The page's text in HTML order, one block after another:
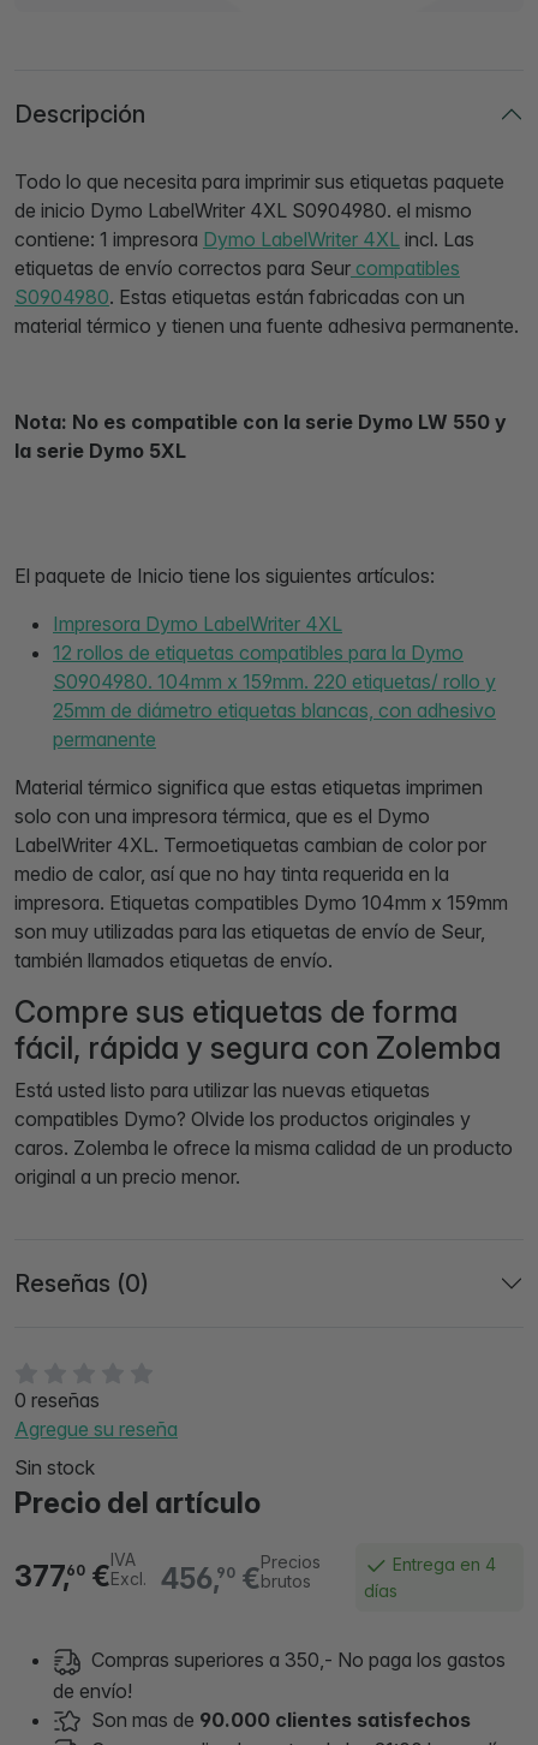
0 reseñas
Agregue su reseña
Sin stock
Precio del artículo
456,90 €Precios
brutos
377,60 €IVA
Excl.
Entrega en 4
días
Compras superiores a 350,- No paga los gastos
de envío!
Son mas de 90.000 clientes satisfechos
Descripción
Todo lo que necesita para imprimir sus etiquetas paquete
de inicio Dymo LabelWriter 4XL S0904980. el mismo
contiene: 1 impresora Dymo LabelWriter 4XL incl. Las
etiquetas de envío correctos para Seur compatibles
S0904980. Estas etiquetas están fabricadas con un
material térmico y tienen una fuente adhesiva permanente.
Nota: No es compatible con la serie Dymo LW 550 y
la serie Dymo 5XL
El paquete de Inicio tiene los siguientes artículos:
Impresora Dymo LabelWriter 4XL
12 rollos de etiquetas compatibles para la Dymo
S0904980. 104mm x 159mm. 220 etiquetas/ rollo y
25mm de diámetro etiquetas blancas, con adhesivo
permanente
Material térmico significa que estas etiquetas imprimen
solo con una impresora térmica, que es el Dymo
LabelWriter 4XL. Termoetiquetas cambian de color por
medio de calor, así que no hay tinta requerida en la
impresora. Etiquetas compatibles Dymo 104mm x 159mm
son muy utilizadas para las etiquetas de envío de Seur,
también llamados etiquetas de envío.
Compre sus etiquetas de forma
fácil, rápida y segura con Zolemba
Está usted listo para utilizar las nuevas etiquetas
compatibles Dymo? Olvide los productos originales y
caros. Zolemba le ofrece la misma calidad de un producto
original a un precio menor.
Reseñas (0)